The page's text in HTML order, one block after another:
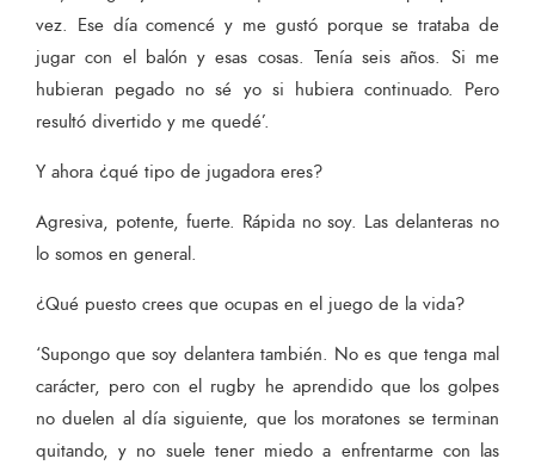
vez. Ese día comencé y me gustó porque se trataba de
jugar con el balón y esas cosas. Tenía seis años. Si me
hubieran pegado no sé yo si hubiera continuado. Pero
resultó divertido y me quedé’.
Y ahora ¿qué tipo de jugadora eres?
Agresiva, potente, fuerte. Rápida no soy. Las delanteras no
lo somos en general.
¿Qué puesto crees que ocupas en el juego de la vida?
‘Supongo que soy delantera también. No es que tenga mal
carácter, pero con el rugby he aprendido que los golpes
no duelen al día siguiente, que los moratones se terminan
quitando, y no suele tener miedo a enfrentarme con las